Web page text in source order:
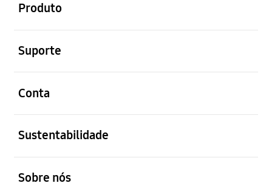
Produto
Suporte
Conta
Sustentabilidade
Sobre nós